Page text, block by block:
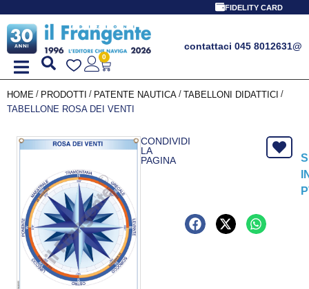
FIDELITY CARD
contattaci 045 8012631@
0
HOME / PRODOTTI / PATENTE NAUTICA / TABELLONI DIDATTICI /
TABELLONE ROSA DEI VENTI
CONDIVIDI
LA
PAGINA